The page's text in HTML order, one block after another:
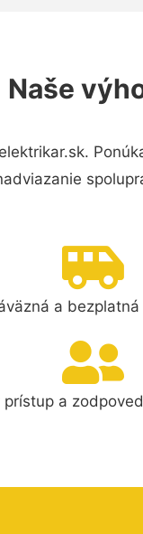
Naše
a
prístup a